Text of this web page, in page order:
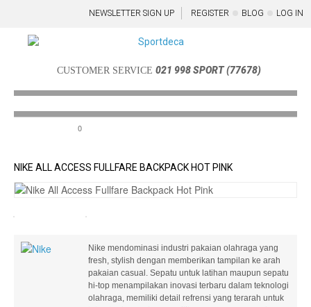
NEWSLETTER SIGN UP REGISTER BLOG LOG IN
CUSTOMER SERVICE 021 998 SPORT (77678)
Menu
0
NIKE ALL ACCESS FULLFARE BACKPACK HOT PINK
Nike mendominasi industri pakaian olahraga yang
fresh, stylish dengan memberikan tampilan ke arah
pakaian casual. Sepatu untuk latihan maupun sepatu
hi-top menampilakan inovasi terbaru dalam teknologi
olahraga, memiliki detail refrensi yang terarah untuk